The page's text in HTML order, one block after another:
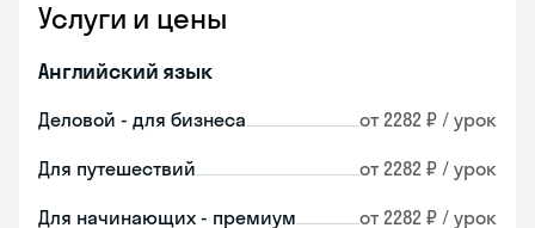
Услуги и цены
Английский язык
Деловой - для бизнеса от 2282 ₽ / урок
Для путешествий от 2282 ₽ / урок
Для начинающих - премиум от 2282 ₽ / урок